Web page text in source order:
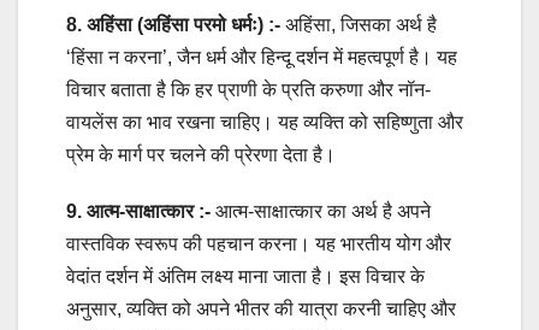
8. अहिंसा (अहिंसा परमो धर्मः) :- अहिंसा, जिसका अर्थ है
‘हिंसा न करना’, जैन धर्म और हिन्दू दर्शन में महत्वपूर्ण है। यह
विचार बताता है कि हर प्राणी के प्रति करुणा और नॉन-
वायलेंस का भाव रखना चाहिए। यह व्यक्ति को सहिष्णुता और
प्रेम के मार्ग पर चलने की प्रेरणा देता है।
9. आत्म-साक्षात्कार :- आत्म-साक्षात्कार का अर्थ है अपने
वास्तविक स्वरूप की पहचान करना। यह भारतीय योग और
वेदांत दर्शन में अंतिम लक्ष्य माना जाता है। इस विचार के
अनुसार, व्यक्ति को अपने भीतर की यात्रा करनी चाहिए और